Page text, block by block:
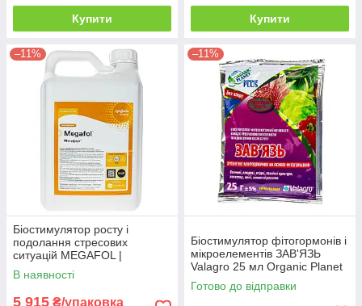
Купити Купити
–11%
Біостимулятор росту і
подолання стресових
ситуацій MEGAFOL |
МЕГАФОЛ Valagro 10 л
В наявності
5 915 ₴/упаковка
–11%
Біостимулятор фітогормонів і
мікроелементів ЗАВ'ЯЗЬ
Valagro 25 мл Organic Planet
Готово до відправки